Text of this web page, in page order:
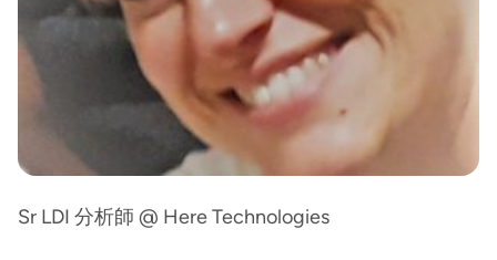
Sr LDI 分析師 @ Here Technologies